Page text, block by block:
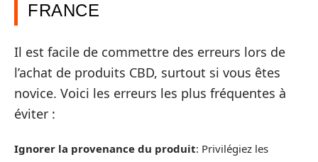
FRANCE
Il est facile de commettre des erreurs lors de
l’achat de produits CBD, surtout si vous êtes
novice. Voici les erreurs les plus fréquentes à
éviter :
Ignorer la provenance du produit: Privilégiez les